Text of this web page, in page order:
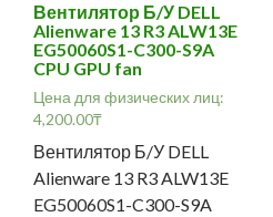
Вентилятор Б/У DELL
Alienware 13 R3 ALW13E
EG50060S1-C300-S9A
CPU GPU fan
Цена для физических лиц:
4,200.00₸
Вентилятор Б/У DELL
Alienware 13 R3 ALW13E
EG50060S1-C300-S9A